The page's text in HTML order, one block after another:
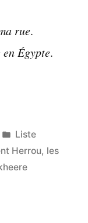
rue.
Égypte.
Publié
dans
Liste
Herrou, les